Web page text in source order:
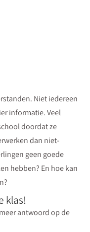
Niet iedereen
informatie. Veel
doordat ze
dan niet-
geen goede
hebben? En hoe kan
klas!
antwoord op de